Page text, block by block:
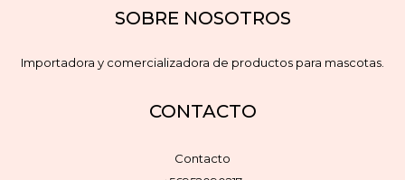
SOBRE NOSOTROS
Importadora y comercializadora de productos para mascotas.
CONTACTO
Contacto